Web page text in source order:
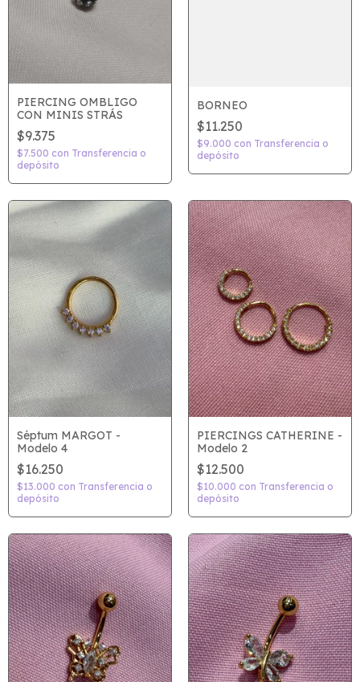
PIERCING OMBLIGO
CON MINIS STRÁS
$9.375
$7.500 con Transferencia o
depósito
BORNEO
$11.250
$9.000 con Transferencia o
depósito
Séptum MARGOT -
Modelo 4
$16.250
$13.000 con Transferencia o
depósito
PIERCINGS CATHERINE -
Modelo 2
$12.500
$10.000 con Transferencia o
depósito